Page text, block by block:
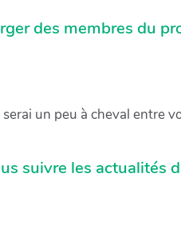
des membres du
serai un peu à cheval entre
suivre les actualités